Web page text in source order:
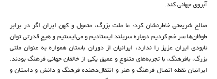
آبروی جهانی کند.
صالح شریعتی خاطرنشان کرد: ما ملت بزرگ، متمول و کهن ایران اگر در برابر
طوفان‌ها سر خم کردیم دوباره سربلند ایستادیم و می‌ایستیم و هیچ قدرتی توان
نابودی ایران عزیز را ندارد، ایرانیان از دوران باستان همواره به عنوان ملتی
بزرگ، بافرهنگ، با تجربه‌های متنوع و عمیق یکی از خالقان جهانی فرهنگ بودند.
ایرانیان نقطه اتصال فرهنگ و هنر و انتقال‌دهنده فرهنگ و دانش و داستان و